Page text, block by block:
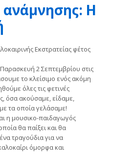
ανάμνησης: Η
Εκστρατείας φέτος
2 Σεπτεμβρίου στις
το κλείσιμο ενός ακόμη
όλες τις φετινές
όσα ακούσαμε, είδαμε,
τα οποία γελάσαμε!
η μουσικο-παιδαγωγός
θα παίξει και θα
τραγούδια για να
όμορφα και